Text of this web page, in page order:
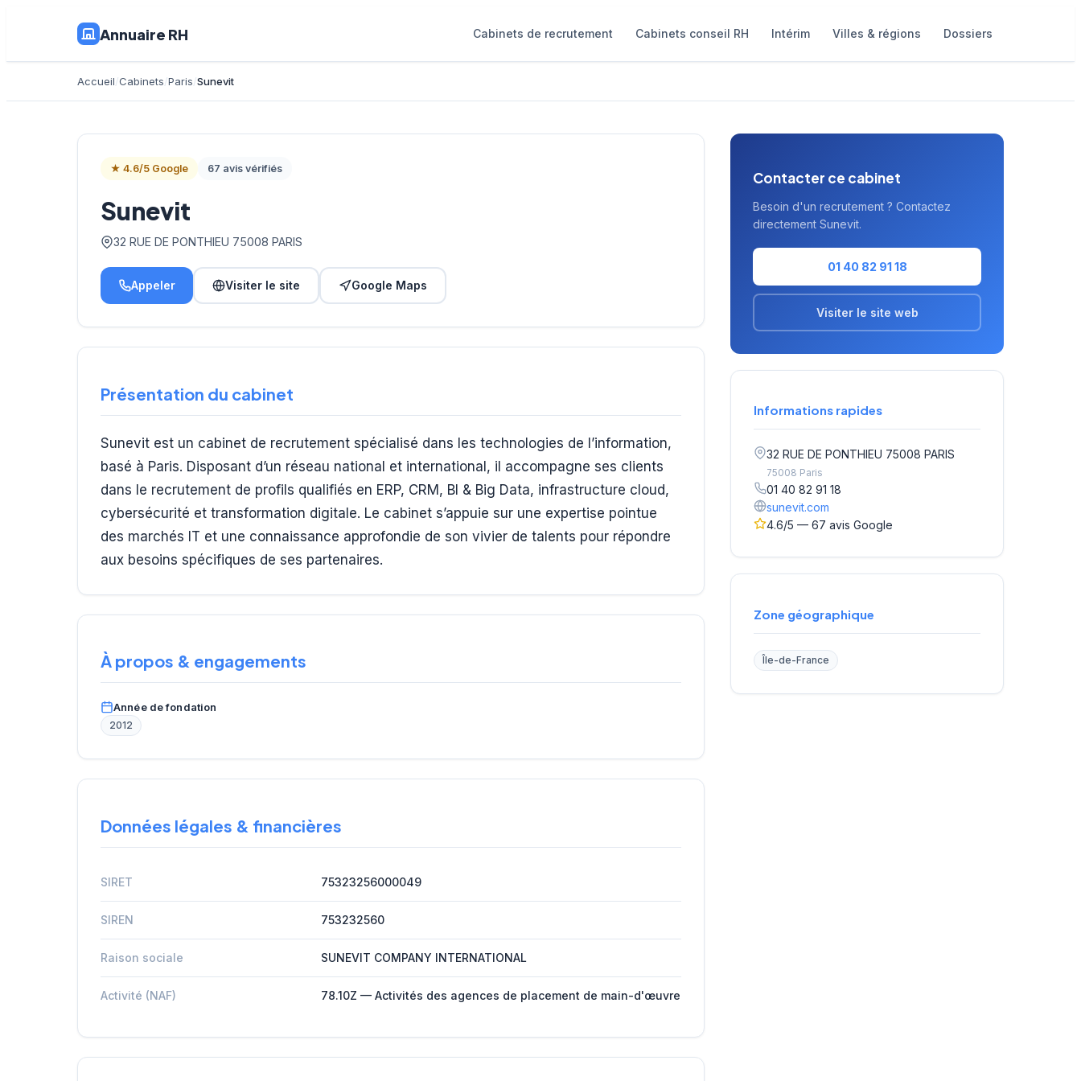
Annuaire RH Cabinets de recrutement Cabinets conseil RH Intérim Villes & régions Dossiers
Accueil Cabinets Paris Sunevit
★ 4.6/5 Google 67 avis vérifiés
Sunevit
32 RUE DE PONTHIEU 75008 PARIS
Appeler Visiter le site Google Maps
Présentation du cabinet
Sunevit est un cabinet de recrutement spécialisé dans les technologies de l’information,
basé à Paris. Disposant d’un réseau national et international, il accompagne ses clients
dans le recrutement de profils qualifiés en ERP, CRM, BI & Big Data, infrastructure cloud,
cybersécurité et transformation digitale. Le cabinet s’appuie sur une expertise pointue
des marchés IT et une connaissance approfondie de son vivier de talents pour répondre
aux besoins spécifiques de ses partenaires.
À propos & engagements
Année de fondation
2012
Données légales & financières
SIRET 75323256000049
SIREN 753232560
Raison sociale SUNEVIT COMPANY INTERNATIONAL
Activité (NAF) 78.10Z — Activités des agences de placement de main-d'œuvre
Contacter ce cabinet
Besoin d'un recrutement ? Contactez
directement Sunevit.
01 40 82 91 18
Visiter le site web
Informations rapides
32 RUE DE PONTHIEU 75008 PARIS
75008 Paris
01 40 82 91 18
sunevit.com
4.6/5 — 67 avis Google
Zone géographique
Île-de-France